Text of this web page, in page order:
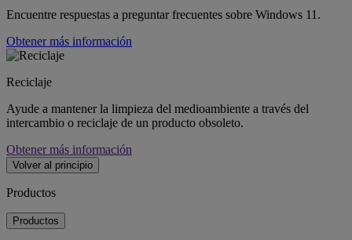
Encuentre respuestas a preguntar frecuentes sobre Windows 11.
Obtener más información
Reciclaje
Ayude a mantener la limpieza del medioambiente a través del
intercambio o reciclaje de un producto obsoleto.
Obtener más información
Volver al principio
Productos
Productos